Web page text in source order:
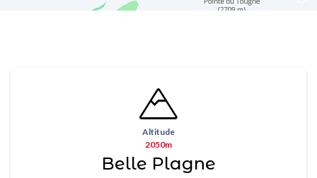
Altitude
2050m
Belle Plagne